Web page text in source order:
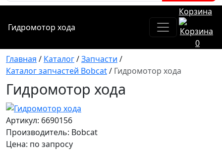
Гидромотор хода
Корзина
0
Главная / Каталог/Запчасти /
Каталог запчастей Bobcat/ Гидромотор хода
Гидромотор хода
Артикул: 6690156
Производитель: Bobcat
Цена: по запросу